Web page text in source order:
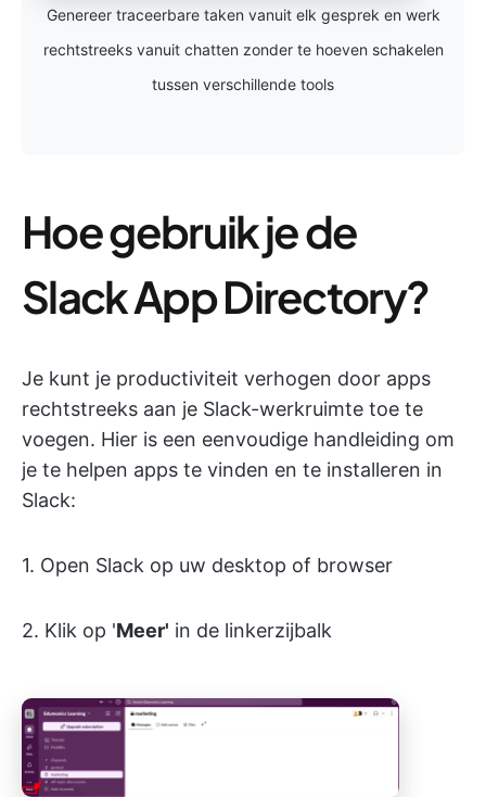
Genereer traceerbare taken vanuit elk gesprek en werk
rechtstreeks vanuit chatten zonder te hoeven schakelen
tussen verschillende tools
Hoe gebruik je de
Slack App Directory?
Je kunt je productiviteit verhogen door apps
rechtstreeks aan je Slack-werkruimte toe te
voegen. Hier is een eenvoudige handleiding om
je te helpen apps te vinden en te installeren in
Slack:
1. Open Slack op uw desktop of browser
2. Klik op 'Meer' in de linkerzijbalk